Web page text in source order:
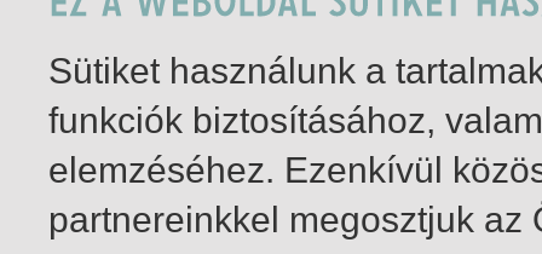
Sütiket használunk a
funkciók biztosításához,
elemzéséhez. Ezenkívül
partnereinkkel megosztjuk